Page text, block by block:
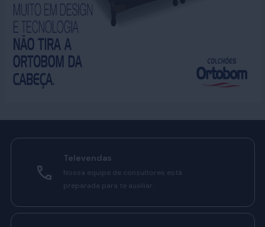
Televendas
Nossa equipe de consultores está
preparada para te auxiliar.